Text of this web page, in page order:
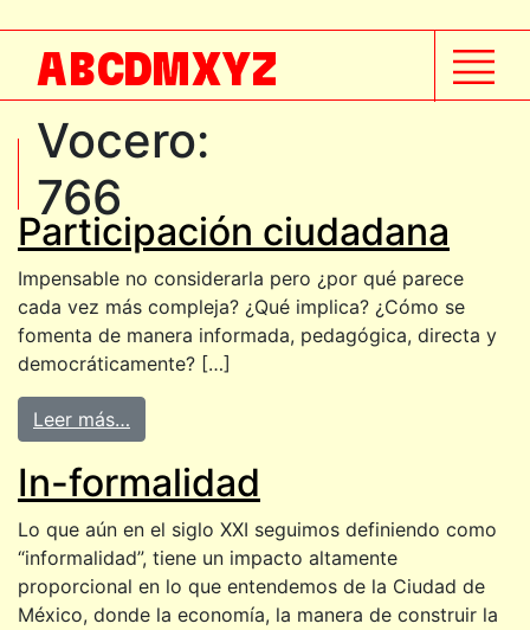
ABCDMXYZ
Vocero:
766
Participación ciudadana
Impensable no considerarla pero ¿por qué parece
cada vez más compleja? ¿Qué implica? ¿Cómo se
fomenta de manera informada, pedagógica, directa y
democráticamente? […]
Leer más…
In-formalidad
Lo que aún en el siglo XXI seguimos definiendo como
“informalidad”, tiene un impacto altamente
proporcional en lo que entendemos de la Ciudad de
México, donde la economía, la manera de construir la